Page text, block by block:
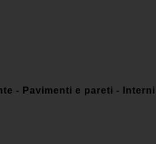
- Pavimenti e pareti -